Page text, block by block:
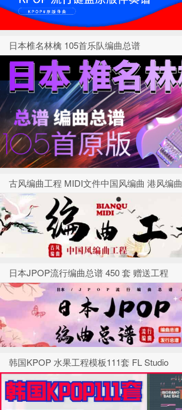
日本椎名林檎 105首乐队编曲总谱
古风编曲工程 MIDI文件中国风编曲 港风编曲
日本JPOP流行编曲总谱 450 套 赠送工程
韩国KPOP 水果工程模板111套 FL Studio